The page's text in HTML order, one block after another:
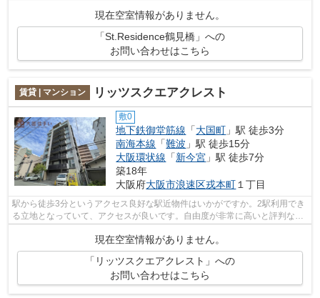
す。「St.Residence鶴見橋」の物件情報...
現在空室情報がありません。
「St.Residence鶴見橋」への
お問い合わせはこちら
賃貸 | マンション リッツスクエアクレスト
敷0
地下鉄御堂筋線 「大国町 」駅 徒歩3分
南海本線 「難波 」駅 徒歩15分
大阪環状線 「新今宮 」駅 徒歩7分
築18年
大阪府大阪市浪速区戎本町１丁目
駅から徒歩3分というアクセス良好な駅近物件はいかがですか。2駅利用でき
る立地となっていて、アクセスが良いです。自由度が非常に高いと評判なデ
現在空室情報がありません。
「リッツスクエアクレスト」への
お問い合わせはこちら